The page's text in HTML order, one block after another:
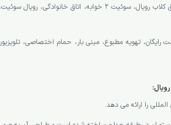
اتاق سوپریو، اتاق دلوکس، اتاق کلاب رویال، سوئیت 2
رایگان، تهویه مطبوع، مینی بار، حمام اختصاصی،